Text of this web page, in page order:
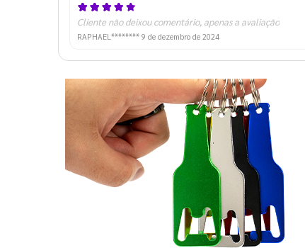
Cliente não deixou comentário, apenas a avaliação
RAPHAEL******** 9 de dezembro de 2024